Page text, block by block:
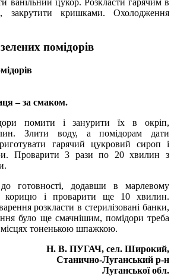
ванільний цукор. Розкласти гарячим в
закрутити кришками. Охолодження
зелених помідорів
– за смаком.
помити і занурити їх в окріп,
Злити воду, а помідорам дати
гарячий цукровий сироп і
Проварити 3 рази по 20 хвилин з
готовності, додавши в марлевому
корицю і проварити ще 10 хвилин.
розкласти в стерилізовані банки,
було ще смачнішим, помідори треба
місцях тоненькою шпажкою.
Н. В. ПУГАЧ, сел. Широкий,
Станично-Луганський р-н
Луганської обл.